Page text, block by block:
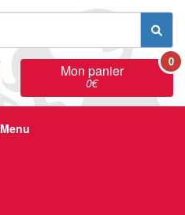
Mon panier
0€
0
Menu